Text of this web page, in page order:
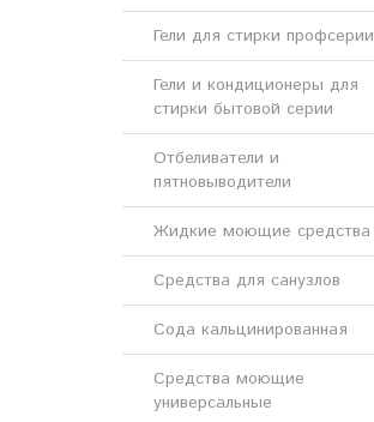
Гели для стирки профсерии
Гели и кондиционеры для
стирки бытовой серии
Отбеливатели и
пятновыводители
Жидкие моющие средства
Средства для санузлов
Сода кальцинированная
Средства моющие
универсальные